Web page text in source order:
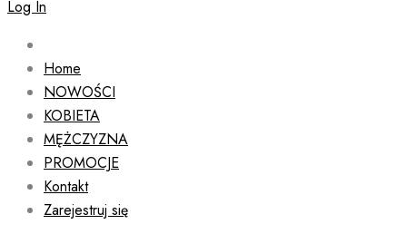
Log In
Home
NOWOŚCI
KOBIETA
MĘŻCZYZNA
PROMOCJE
Kontakt
Zarejestruj się